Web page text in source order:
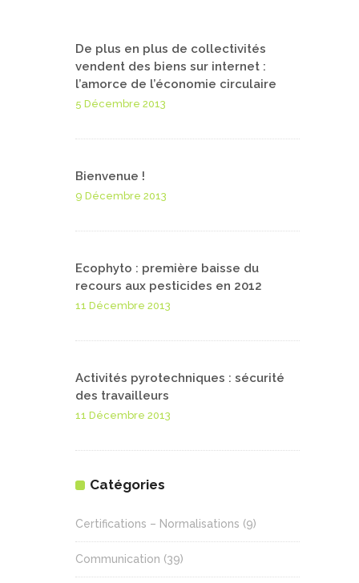
De plus en plus de collectivités
vendent des biens sur internet :
l’amorce de l’économie circulaire
5 Décembre 2013
Bienvenue !
9 Décembre 2013
Ecophyto : première baisse du
recours aux pesticides en 2012
11 Décembre 2013
Activités pyrotechniques : sécurité
des travailleurs
11 Décembre 2013
Catégories
Certifications – Normalisations (9)
Communication (39)